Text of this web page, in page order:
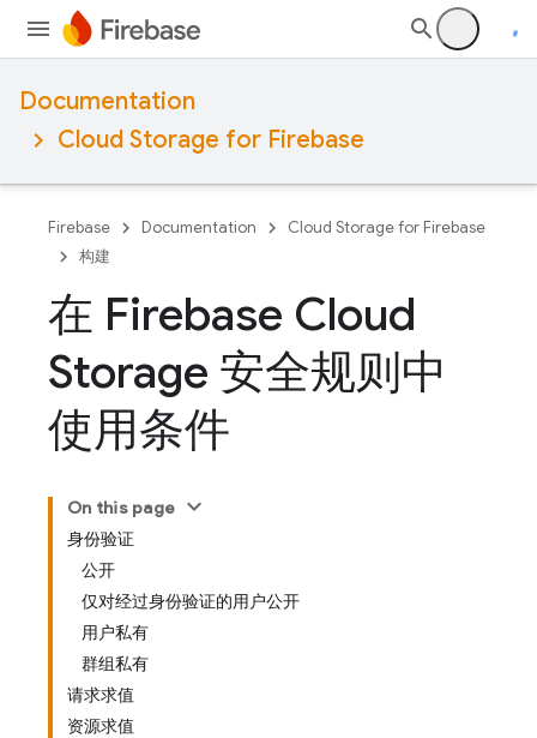
Documentation
Cloud Storage for Firebase
Firebase Documentation
Cloud Storage for Firebase
构建
在 Firebase Cloud
Storage 安全规则中
使用条件
On this page
身份验证
公开
仅对经过身份验证的用户公开
用户私有
群组私有
请求求值
资源求值